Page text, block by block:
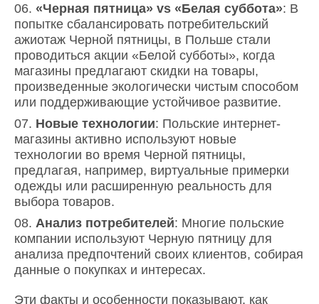
«Черная пятница» vs «Белая суббота»: В
попытке сбалансировать потребительский
ажиотаж Черной пятницы, в Польше стали
проводиться акции «Белой субботы», когда
магазины предлагают скидки на товары,
произведенные экологически чистым способом
или поддерживающие устойчивое развитие.
Новые технологии: Польские интернет-
магазины активно используют новые
технологии во время Черной пятницы,
предлагая, например, виртуальные примерки
одежды или расширенную реальность для
выбора товаров.
Анализ потребителей: Многие польские
компании используют Черную пятницу для
анализа предпочтений своих клиентов, собирая
данные о покупках и интересах.
Эти факты и особенности показывают, как